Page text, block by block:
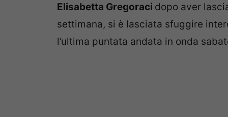
Elisabetta Gregoraci dopo aver
settimana, si è lasciata sfuggire
l’ultima puntata andata in onda